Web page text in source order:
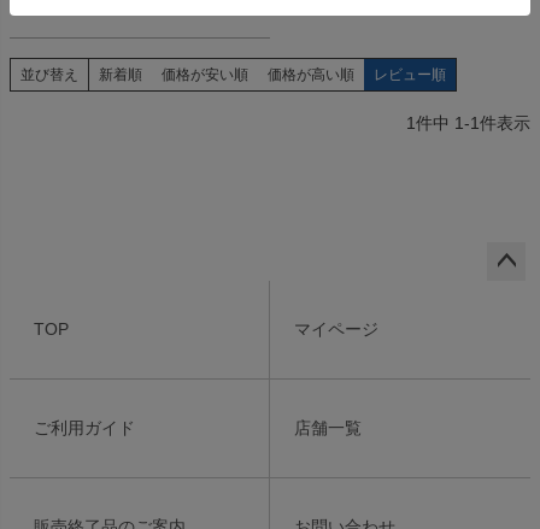
並び替え 新着順 価格が安い順 価格が高い順 レビュー順
1件中 1-1件表示
TOP マイページ
ご利用ガイド 店舗一覧